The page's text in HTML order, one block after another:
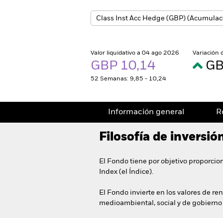
Valor liquidativo a 04 ago 2026
GBP 10,14
52 Semanas: 9,85 - 10,24
Variación
Información general
Filosofía de
El Fondo tiene por objetivo
Index (el Índice).
El Fondo invierte en los valores de
medioambiental, social y de